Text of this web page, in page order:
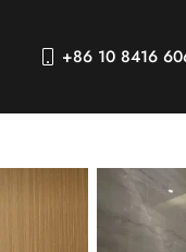
+86 10 8416